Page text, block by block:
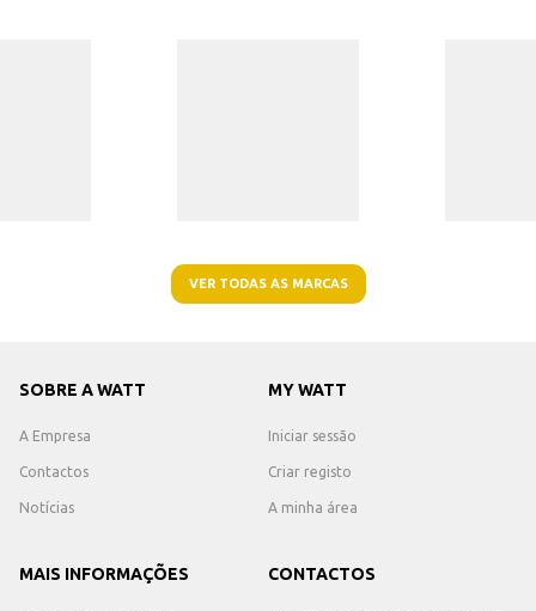
VER TODAS AS MARCAS
SOBRE A WATT
A Empresa
Contactos
Notícias
MY WATT
Iniciar sessão
Criar registo
A minha área
MAIS INFORMAÇÕES CONTACTOS